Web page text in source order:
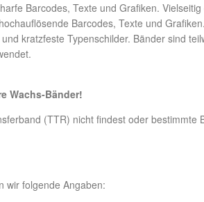
Barcodes, Texte und Grafiken.
Barcodes, Texte und
kratzfeste Typenschilder. Bänder sind
Wachs-Bänder!
(TTR) nicht findest oder
wir folgende Angaben: